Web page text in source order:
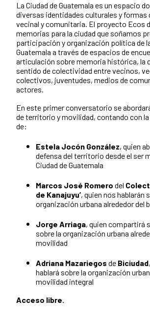
La Ciudad de Guatemala es un espacio
diversas identidades culturales y formas
vecinal y comunitaria. El proyecto Ecos
memorias para la ciudad que soñamos
participación y organización política de
Guatemala a través de espacios de
articulación sobre memoria histórica, la
sentido de colectividad entre vecinos,
colectivos, juventudes, medios de
actores.
En este primer conversatorio se
de territorio y movilidad, contando con
de:
Estela Jocón González, quien
defensa del territorio desde el ser
Ciudad de Guatemala
Marcos José Romero del
de Kanajuyu’, quien nos hablarán
organización urbana alrededor del
Jorge Arriaga, quien compartirá
sobre la organización urbana
movilidad
Adriana Mazariegos de Biciudad
hablará sobre la organización
movilidad integral
Acceso libre.